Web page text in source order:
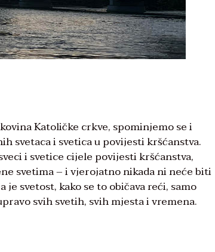
Katoličke crkve, spominjemo se i
svetaca i svetica u povijesti kršćanstva.
i svetice cijele povijesti kršćanstva,
svetima – i vjerojatno nikada ni neće biti
svetost, kako se to običava reći, samo
svih svetih, svih mjesta i vremena.